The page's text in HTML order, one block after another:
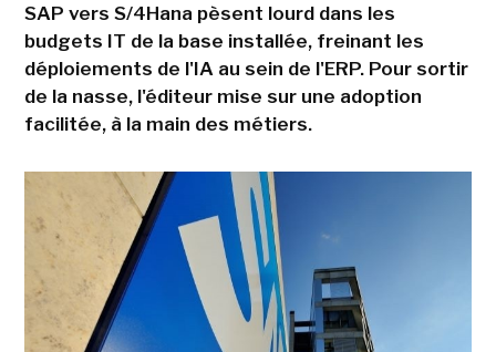
SAP vers S/4Hana pèsent lourd dans les
budgets IT de la base installée, freinant les
déploiements de l'IA au sein de l'ERP. Pour sortir
de la nasse, l'éditeur mise sur une adoption
facilitée, à la main des métiers.